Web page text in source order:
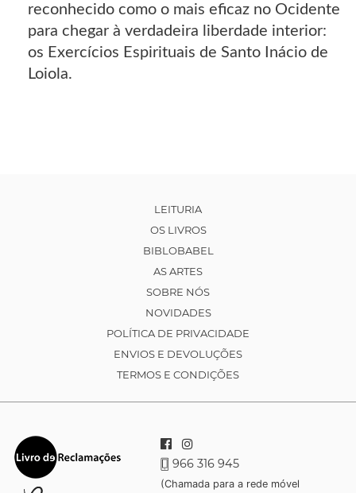
reconhecido como o mais eficaz no Ocidente
para chegar à verdadeira liberdade interior:
os Exercícios Espirituais de Santo Inácio de
Loiola.
LEITURIA
OS LIVROS
BIBLOBABEL
AS ARTES
SOBRE NÓS
NOVIDADES
POLÍTICA DE PRIVACIDADE
ENVIOS E DEVOLUÇÕES
TERMOS E CONDIÇÕES
966 316 945
(Chamada para a rede móvel